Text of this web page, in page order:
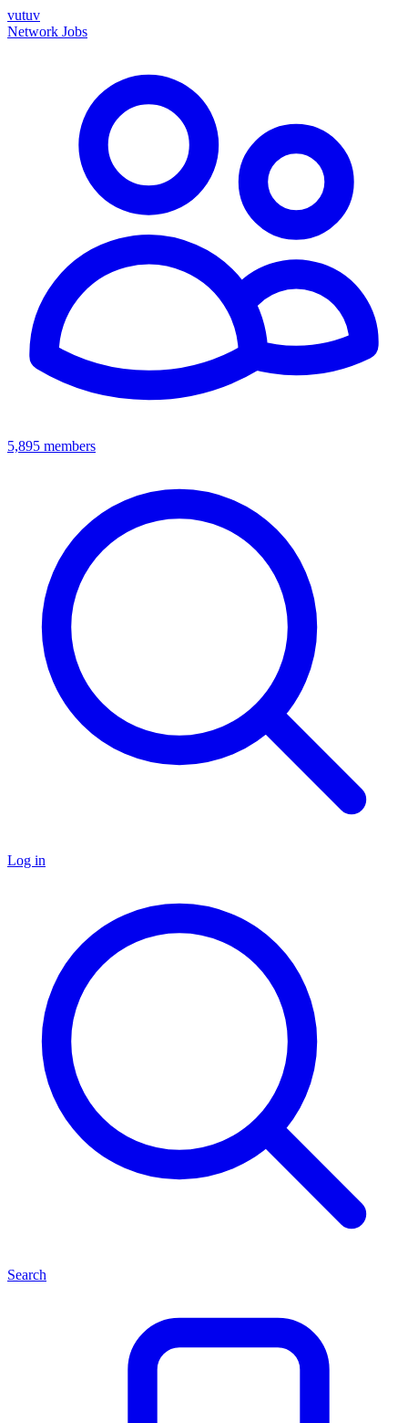
vutuv
Network Jobs
5,895 members
Log in
Search